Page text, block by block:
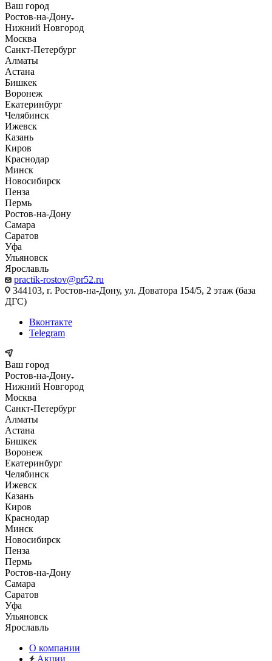
Ваш город
Ростов-на-Дону
Нижний Новгород
Москва
Санкт-Петербург
Алматы
Астана
Бишкек
Воронеж
Екатеринбург
Челябинск
Ижевск
Казань
Киров
Краснодар
Минск
Новосибирск
Пенза
Пермь
Ростов-на-Дону
Самара
Саратов
Уфа
Ульяновск
Ярославль
practik-rostov@pr52.ru
344103, г. Ростов-на-Дону, ул. Доватора 154/5, 2 этаж (база
ДГС)
Вконтакте
Telegram
Ваш город
Ростов-на-Дону
Нижний Новгород
Москва
Санкт-Петербург
Алматы
Астана
Бишкек
Воронеж
Екатеринбург
Челябинск
Ижевск
Казань
Киров
Краснодар
Минск
Новосибирск
Пенза
Пермь
Ростов-на-Дону
Самара
Саратов
Уфа
Ульяновск
Ярославль
О компании
Акции